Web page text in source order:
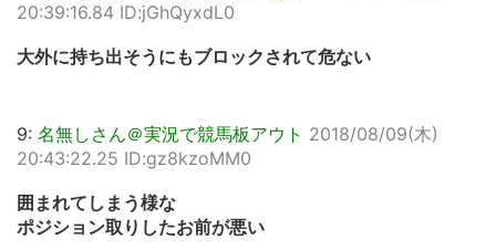
20:39:16.84 ID:jGhQyxdL0
大外に持ち出そうにもブロックされて危ない
9: 名無しさん＠実況で競馬板アウト 2018/08/09(木)
20:43:22.25 ID:gz8kzoMM0
囲まれてしまう様な
ポジション取りしたお前が悪い